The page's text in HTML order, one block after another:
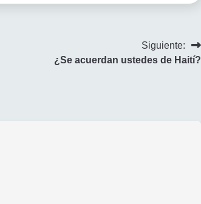
Siguiente:
¿Se acuerdan ustedes de Haití?